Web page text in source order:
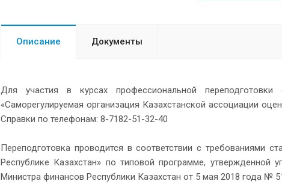
Описание Документы
Для участия в курсах профессиональной переподготовки
«Саморегулируемая организация Казахстанской ассоциации
Справки по телефонам: 8-7182-51-32-40
Переподготовка проводится в соответствии с требованиями
Республике Казахстан» по типовой программе,
Министра финансов Республики Казахстан от 5 мая 2018 года №